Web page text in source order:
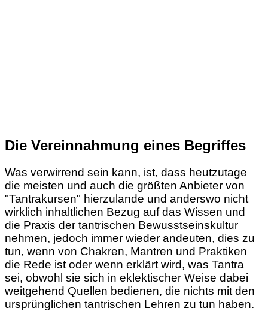
Die Vereinnahmung eines Begriffes
Was verwirrend sein kann, ist, dass heutzutage
die meisten und auch die größten Anbieter von
"Tantrakursen" hierzulande und anderswo nicht
wirklich inhaltlichen Bezug auf das Wissen und
die Praxis der tantrischen Bewusstseinskultur
nehmen, jedoch immer wieder andeuten, dies zu
tun, wenn von Chakren, Mantren und Praktiken
die Rede ist oder wenn erklärt wird, was Tantra
sei, obwohl sie sich in eklektischer Weise dabei
weitgehend Quellen bedienen, die nichts mit den
ursprünglichen tantrischen Lehren zu tun haben.